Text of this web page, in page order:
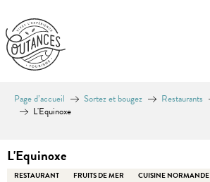
Page d’accueil Sortez et bougez Restaurants
L'Equinoxe
L'Equinoxe
RESTAURANT FRUITS DE MER
CUISINE NORMANDE